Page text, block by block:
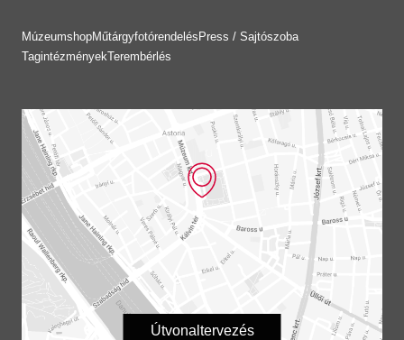
MúzeumshopMűtárgyfotórendelés Press / Sajtószoba
TagintézményekTerembérlés
Útvonaltervezés